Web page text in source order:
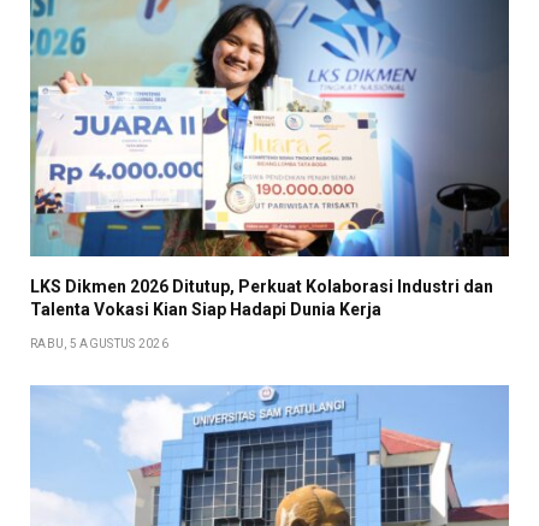
LKS Dikmen 2026 Ditutup, Perkuat Kolaborasi Industri dan
Talenta Vokasi Kian Siap Hadapi Dunia Kerja
RABU, 5 AGUSTUS 2026